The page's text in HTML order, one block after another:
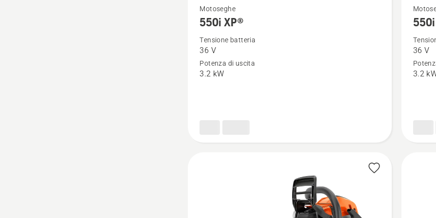
Vedi
maggiori
dettagli
550i
Motoseghe
550i XP®
Tensione batteria
36 V
Potenza di uscita
3.2 kW
Vedi
dettagli
550i
550i
36 V
3.2